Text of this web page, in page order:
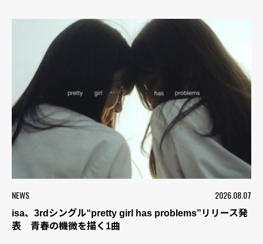
NEWS 2026.08.07
isa、3rdシングル“pretty girl has problems”リリース発
表 青春の機微を描く1曲